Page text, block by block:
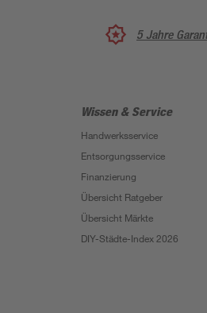
5 Jahre
Wissen & Service
Handwerksservice
Entsorgungsservice
Finanzierung
Übersicht Ratgeber
Übersicht Märkte
DIY-Städte-Index 2026